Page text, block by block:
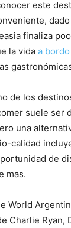
este
finaliza
la vida a bordo
de los
suele ser
una
calidad
de
mas.
World
Charlie